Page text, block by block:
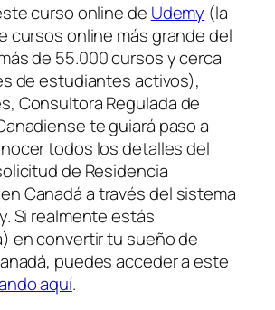
curso online de Udemy (la
cursos online más grande del
de 55.000 cursos y cerca
de estudiantes activos),
Consultora Regulada de
te guiará paso a
todos los detalles del
de Residencia
Canadá a través del sistema
Si realmente estás
en convertir tu sueño de
puedes acceder a este
aquí.